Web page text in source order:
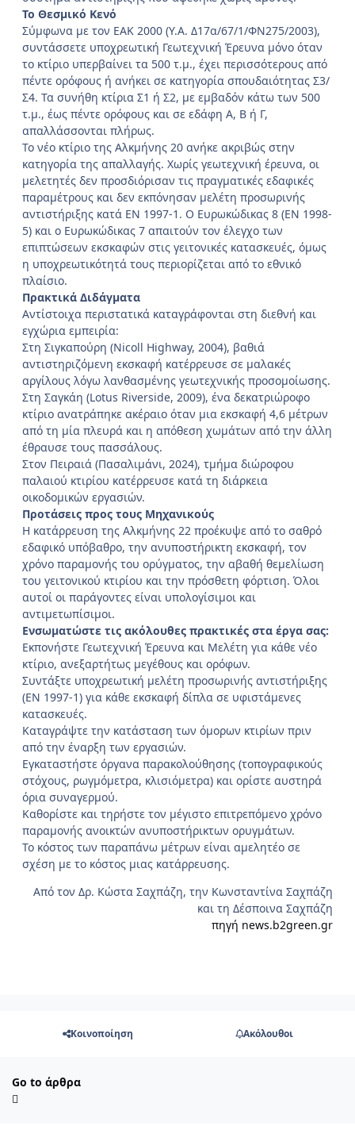
Το Θεσμικό Κενό
Σύμφωνα με τον ΕΑΚ 2000 (Υ.Α. Δ17α/67/1/ΦΝ275/2003),
συντάσσετε υποχρεωτική Γεωτεχνική Έρευνα μόνο όταν
το κτίριο υπερβαίνει τα 500 τ.μ., έχει περισσότερους από
πέντε ορόφους ή ανήκει σε κατηγορία σπουδαιότητας Σ3/
Σ4. Τα συνήθη κτίρια Σ1 ή Σ2, με εμβαδόν κάτω των 500
τ.μ., έως πέντε ορόφους και σε εδάφη Α, Β ή Γ,
απαλλάσσονται πλήρως.
Το νέο κτίριο της Αλκμήνης 20 ανήκε ακριβώς στην
κατηγορία της απαλλαγής. Χωρίς γεωτεχνική έρευνα, οι
μελετητές δεν προσδιόρισαν τις πραγματικές εδαφικές
παραμέτρους και δεν εκπόνησαν μελέτη προσωρινής
αντιστήριξης κατά ΕΝ 1997-1. Ο Ευρωκώδικας 8 (ΕΝ 1998-
5) και ο Ευρωκώδικας 7 απαιτούν τον έλεγχο των
επιπτώσεων εκσκαφών στις γειτονικές κατασκευές, όμως
η υποχρεωτικότητά τους περιορίζεται από το εθνικό
πλαίσιο.
Πρακτικά Διδάγματα
Αντίστοιχα περιστατικά καταγράφονται στη διεθνή και
εγχώρια εμπειρία:
Στη Σιγκαπούρη (Nicoll Highway, 2004), βαθιά
αντιστηριζόμενη εκσκαφή κατέρρευσε σε μαλακές
αργίλους λόγω λανθασμένης γεωτεχνικής προσομοίωσης.
Στη Σαγκάη (Lotus Riverside, 2009), ένα δεκατριώροφο
κτίριο ανατράπηκε ακέραιο όταν μια εκσκαφή 4,6 μέτρων
από τη μία πλευρά και η απόθεση χωμάτων από την άλλη
έθραυσε τους πασσάλους.
Στον Πειραιά (Πασαλιμάνι, 2024), τμήμα διώροφου
παλαιού κτιρίου κατέρρευσε κατά τη διάρκεια
οικοδομικών εργασιών.
Προτάσεις προς τους Μηχανικούς
Η κατάρρευση της Αλκμήνης 22 προέκυψε από το σαθρό
εδαφικό υπόβαθρο, την ανυποστήρικτη εκσκαφή, τον
χρόνο παραμονής του ορύγματος, την αβαθή θεμελίωση
του γειτονικού κτιρίου και την πρόσθετη φόρτιση. Όλοι
αυτοί οι παράγοντες είναι υπολογίσιμοι και
αντιμετωπίσιμοι.
Ενσωματώστε τις ακόλουθες πρακτικές στα έργα σας:
Εκπονήστε Γεωτεχνική Έρευνα και Μελέτη για κάθε νέο
κτίριο, ανεξαρτήτως μεγέθους και ορόφων.
Συντάξτε υποχρεωτική μελέτη προσωρινής αντιστήριξης
(ΕΝ 1997-1) για κάθε εκσκαφή δίπλα σε υφιστάμενες
κατασκευές.
Καταγράψτε την κατάσταση των όμορων κτιρίων πριν
από την έναρξη των εργασιών.
Εγκαταστήστε όργανα παρακολούθησης (τοπογραφικούς
στόχους, ρωγμόμετρα, κλισιόμετρα) και ορίστε αυστηρά
όρια συναγερμού.
Καθορίστε και τηρήστε τον μέγιστο επιτρεπόμενο χρόνο
παραμονής ανοικτών ανυποστήρικτων ορυγμάτων.
Το κόστος των παραπάνω μέτρων είναι αμελητέο σε
σχέση με το κόστος μιας κατάρρευσης.
Από τον Δρ. Κώστα Σαχπάζη, την Κωνσταντίνα Σαχπάζη
και τη Δέσποινα Σαχπάζη
πηγή news.b2green.gr
Κοινοποίηση Ακόλουθοι
Go to άρθρα